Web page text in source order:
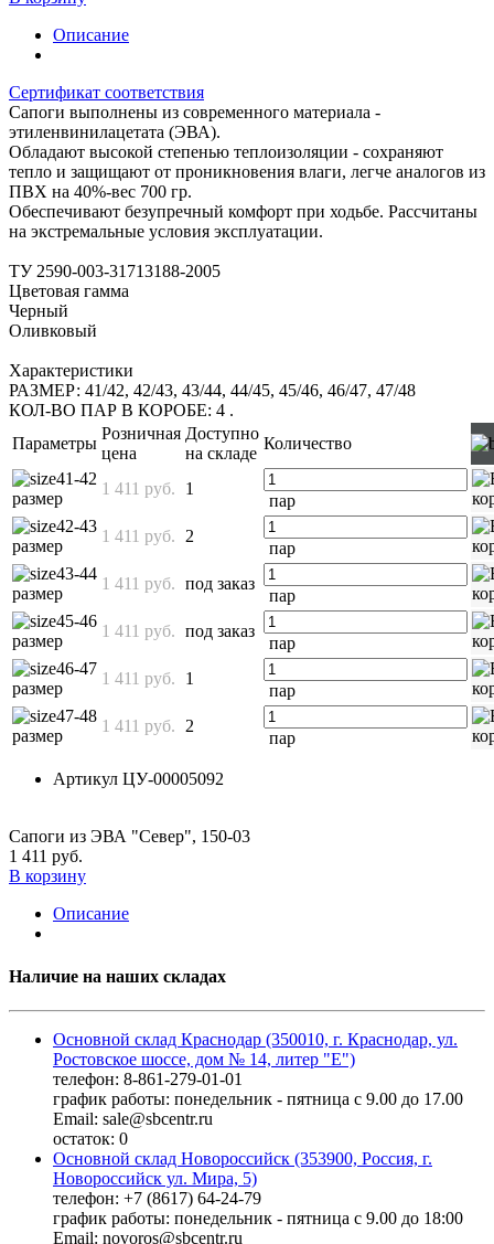
Описание
Сертификат соответствия
Сапоги выполнены из современного материала -
этиленвинилацетата (ЭВА).
Обладают высокой степенью теплоизоляции - сохраняют
тепло и защищают от проникновения влаги, легче аналогов из
ПВХ на 40%-вес 700 гр.
Обеспечивают безупречный комфорт при ходьбе. Рассчитаны
на экстремальные условия эксплуатации.
ТУ 2590-003-31713188-2005
Цветовая гамма
Черный
Оливковый
Характеристики
РАЗМЕР: 41/42, 42/43, 43/44, 44/45, 45/46, 46/47, 47/48
КОЛ-ВО ПАР В КОРОБЕ: 4 .
Параметры
Розничная
цена
Доступно
на складе
Количество
41-42
размер
1 411 руб. 1
пар
42-43
размер
1 411 руб. 2
пар
43-44
размер
1 411 руб. под заказ
пар
45-46
размер
1 411 руб. под заказ
пар
46-47
размер
1 411 руб. 1
пар
47-48
размер
1 411 руб. 2
пар
Артикул ЦУ-00005092
Сапоги из ЭВА "Север", 150-03
1 411 руб.
В корзину
Описание
Наличие на наших складах
Основной склад Краснодар (350010, г. Краснодар, ул.
Ростовское шоссе, дом № 14, литер "Е")
телефон: 8-861-279-01-01
график работы: понедельник - пятница с 9.00 до 17.00
Email: sale@sbcentr.ru
остаток: 0
Основной склад Новороссийск (353900, Россия, г.
Новороссийск ул. Мира, 5)
телефон: +7 (8617) 64-24-79
график работы: понедельник - пятница с 9.00 до 18:00
Email: novoros@sbcentr.ru